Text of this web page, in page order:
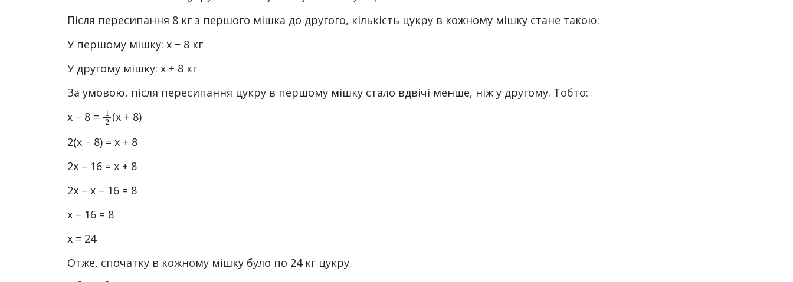
Після пересипання 8 кг з першого мішка до другого, кількість цукру в кожному мішку стане такою:
У першому мішку: x − 8 кг
У другому мішку: x + 8 кг
За умовою, після пересипання цукру в першому мішку стало вдвічі менше, ніж у другому. Тобто:
x − 8 = 1 (x + 8)
2(x − 8) = x + 8
2x – 16 = x + 8
2x – x – 16 = 8
x – 16 = 8
x = 24
Отже, спочатку в кожному мішку було по 24 кг цукру.